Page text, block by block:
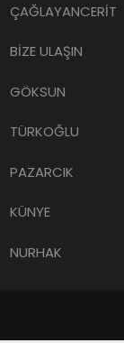
ÇAĞLAYANCERİT
BİZE ULAŞIN
GÖKSUN
TÜRKOĞLU
PAZARCIK
KÜNYE
NURHAK